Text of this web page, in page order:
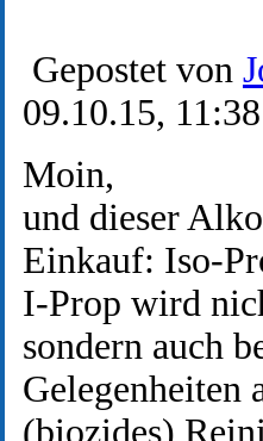
Gepostet von
09.10.15, 11:38
Moin,
und dieser
Einkauf: Iso-
I-Prop wird
sondern auch
Gelegenheiten
(biozides)